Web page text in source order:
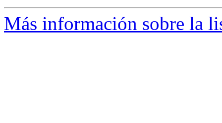
Más información sobre la